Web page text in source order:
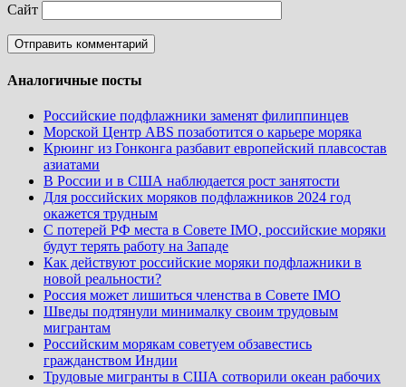
Сайт
Аналогичные посты
Российские подфлажники заменят филиппинцев
Морской Центр ABS позаботится о карьере моряка
Крюинг из Гонконга разбавит европейский плавсостав
азиатами
В России и в США наблюдается рост занятости
Для российских моряков подфлажников 2024 год
окажется трудным
С потерей РФ места в Совете IMO, российские моряки
будут терять работу на Западе
Как действуют российские моряки подфлажники в
новой реальности?
Россия может лишиться членства в Совете IMO
Шведы подтянули минималку своим трудовым
мигрантам
Российским морякам советуем обзавестись
гражданством Индии
Трудовые мигранты в США сотворили океан рабочих